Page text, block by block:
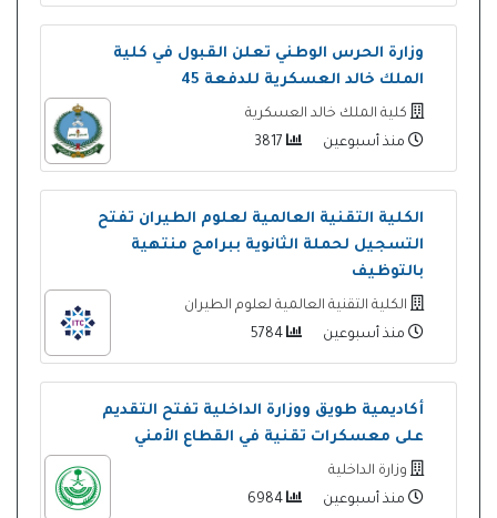
وزارة الحرس الوطني تعلن القبول في كلية
الملك خالد العسكرية للدفعة 45
كلية الملك خالد العسكرية
منذ أسبوعين
الكلية التقنية العالمية لعلوم الطيران تفتح
التسجيل لحملة الثانوية ببرامج منتهية
بالتوظيف
الكلية التقنية العالمية لعلوم الطيران
منذ أسبوعين
أكاديمية طويق ووزارة الداخلية تفتح التقديم
على معسكرات تقنية في القطاع الأمني
وزارة الداخلية
منذ أسبوعين